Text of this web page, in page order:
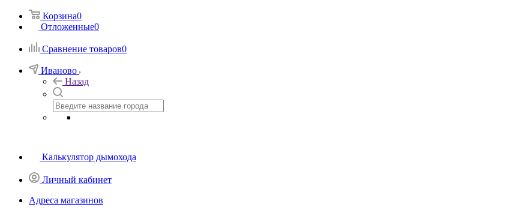
Корзина0
Отложенные0
Сравнение товаров0
Иваново
Назад
Калькулятор дымохода
Личный кабинет
Адреса магазинов